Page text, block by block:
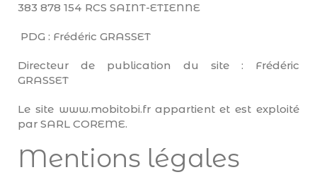
383 878 154 RCS SAINT-ETIENNE
PDG : Frédéric GRASSET
Directeur de publication du site : Frédéric
GRASSET
Le site www.mobitobi.fr appartient et est exploité
par SARL COREME.
Mentions légales